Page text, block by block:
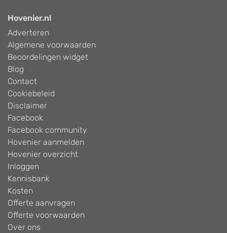
Hovenier.nl
Adverteren
Algemene voorwaarden
Beoordelingen widget
Blog
Contact
Cookiebeleid
Disclaimer
Facebook
Facebook community
Hovenier aanmelden
Hovenier overzicht
Inloggen
Kennisbank
Kosten
Offerte aanvragen
Offerte voorwaarden
Over ons